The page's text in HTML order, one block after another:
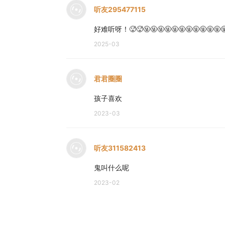
听友295477115
好难听呀！
2025-03
君君圈圈
孩子喜欢
2023-03
听友311582413
鬼叫什么呢
2023-02